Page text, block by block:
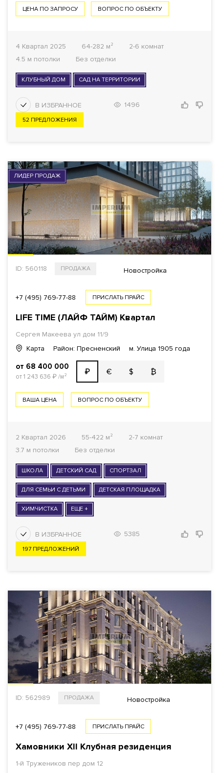
ЦЕНА ПО ЗАПРОСУ ВОПРОС ПО ОБЪЕКТУ
4 Квартал 2025 64-282 м²
2-6 комнат
4.5 м потолки
Без отделки
КЛУБНЫЙ ДОМ САД НА ТЕРРИТОРИИ
1496
52 ПРЕДЛОЖЕНИЯ
ЛИДЕР ПРОДАЖ
ID: 560118 ПРОДАЖА Новостройка
+7 (495) 769-77-88 ПРИСЛАТЬ ПРАЙС
LIFE TIME (ЛАЙФ ТАЙМ) Квартал
Сергея Макеева ул дом 11/9
Карта
Район: Пресненский м. Улица 1905 года
от 68 400 000
от 1 243 636 ₽/м² ₽ € $ ₿
ВАША ЦЕНА ВОПРОС ПО ОБЪЕКТУ
2 Квартал 2026 55-422 м²
2-7 комнат
3.7 м потолки
Без отделки
ШКОЛА ДЕТСКИЙ САД СПОРТЗАЛ
ДЛЯ СЕМЬИ С ДЕТЬМИ ДЕТСКАЯ ПЛОЩАДКА
ХИМЧИСТКА ЕЩЕ +
5385
197 ПРЕДЛОЖЕНИЙ
ID: 562989 ПРОДАЖА Новостройка
+7 (495) 769-77-88 ПРИСЛАТЬ ПРАЙС
Хамовники XII Клубная резиденция
1-й Тружеников пер дом 12